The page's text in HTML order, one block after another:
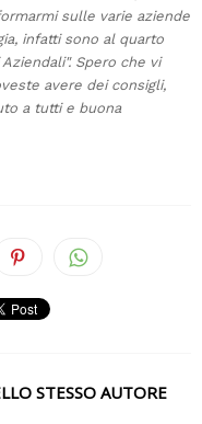
sulle varie aziende
infatti sono al quarto
Spero che vi
avere dei consigli,
a tutti e buona
STESSO AUTORE